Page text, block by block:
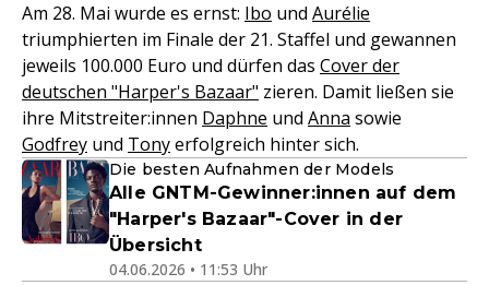
Am 28. Mai wurde es ernst: Ibo und Aurélie
triumphierten im Finale der 21. Staffel und gewannen
jeweils 100.000 Euro und dürfen das Cover der
deutschen "Harper's Bazaar" zieren. Damit ließen sie
ihre Mitstreiter:innen Daphne und Anna sowie
Godfrey und Tonyerfolgreich hinter sich.
Die besten Aufnahmen der Models
Alle GNTM-Gewinner:innen auf dem
"Harper's Bazaar"-Cover in der
Übersicht
04.06.2026 • 11:53 Uhr